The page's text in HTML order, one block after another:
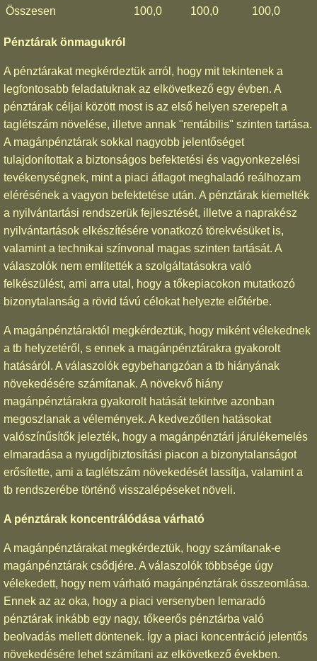
Összesen
100,0 100,0 100,0
Pénztárak önmagukról
A pénztárakat megkérdeztük arról, hogy mit tekintenek a
legfontosabb feladatuknak az elkövetkező egy évben. A
pénztárak céljai között most is az első helyen szerepelt a
taglétszám növelése, illetve annak "rentábilis" szinten tartása.
A magánpénztárak sokkal nagyobb jelentőséget
tulajdonítottak a biztonságos befektetési és vagyonkezelési
tevékenységnek, mint a piaci átlagot meghaladó reálhozam
elérésének a vagyon befektetése után. A pénztárak kiemelték
a nyilvántartási rendszerük fejlesztését, illetve a naprakész
nyilvántartások elkészítésére vonatkozó törekvésüket is,
valamint a technikai színvonal magas szinten tartását. A
válaszolók nem említették a szolgáltatásokra való
felkészülést, ami arra utal, hogy a tőkepiacokon mutatkozó
bizonytalanság a rövid távú célokat helyezte előtérbe.
A magánpénztáraktól megkérdeztük, hogy miként vélekednek
a tb helyzetéről, s ennek a magánpénztárakra gyakorolt
hatásáról. A válaszolók egybehangzóan a tb hiányának
növekedésére számítanak. A növekvő hiány
magánpénztárakra gyakorolt hatását tekintve azonban
megoszlanak a vélemények. A kedvezőtlen hatásokat
valószínűsítők jelezték, hogy a magánpénztári járulékemelés
elmaradása a nyugdíjbiztosítási piacon a bizonytalanságot
erősítette, ami a taglétszám növekedését lassítja, valamint a
tb rendszerébe történő visszalépéseket növeli.
A pénztárak koncentrálódása várható
A magánpénztárakat megkérdeztük, hogy számítanak-e
magánpénztárak csődjére. A válaszolók többsége úgy
vélekedett, hogy nem várható magánpénztárak összeomlása.
Ennek az az oka, hogy a piaci versenyben lemaradó
pénztárak inkább egy nagy, tőkeerős pénztárba való
beolvadás mellett döntenek. Így a piaci koncentráció jelentős
növekedésére lehet számítani az elkövetkező években.